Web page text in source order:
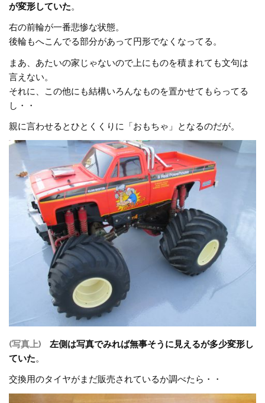
が変形していた。
右の前輪が一番悲惨な状態。
後輪もへこんでる部分があって円形でなくなってる。
まあ、あたいの家じゃないので上にものを積まれても文句は
言えない。
それに、この他にも結構いろんなものを置かせてもらってる
し・・
親に言わせるとひとくくりに「おもちゃ」となるのだが。
(写真上)
左側は写真でみれば無事そうに見えるが多少変形し
ていた。
交換用のタイヤがまだ販売されているか調べたら・・